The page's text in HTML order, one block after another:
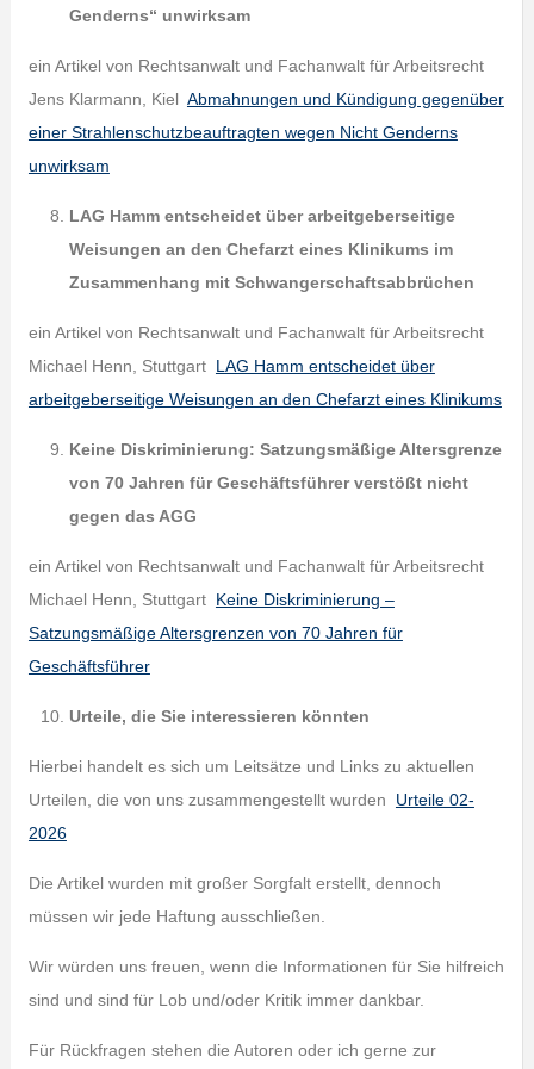
Genderns“ unwirksam
ein Artikel von Rechtsanwalt und Fachanwalt für Arbeitsrecht
Jens Klarmann, Kiel Abmahnungen und Kündigung gegenüber
einer Strahlenschutzbeauftragten wegen Nicht Genderns
unwirksam
LAG Hamm entscheidet über arbeitgeberseitige
Weisungen an den Chefarzt eines Klinikums im
Zusammenhang mit Schwangerschaftsabbrüchen
ein Artikel von Rechtsanwalt und Fachanwalt für Arbeitsrecht
Michael Henn, Stuttgart LAG Hamm entscheidet über
arbeitgeberseitige Weisungen an den Chefarzt eines Klinikums
Keine Diskriminierung: Satzungsmäßige Altersgrenze
von 70 Jahren fürGeschäftsführer verstößt nicht
gegen das AGG
ein Artikel von Rechtsanwalt und Fachanwalt für Arbeitsrecht
Michael Henn, Stuttgart Keine Diskriminierung –
Satzungsmäßige Altersgrenzen von 70 Jahren für
Geschäftsführer
Urteile, die Sie interessieren könnten
Hierbei handelt es sich um Leitsätze und Links zu aktuellen
Urteilen, die von uns zusammengestellt wurden Urteile 02-
2026
Die Artikel wurden mit großer Sorgfalt erstellt, dennoch
müssen wir jede Haftung ausschließen.
Wir würden uns freuen, wenn die Informationen für Sie hilfreich
sind und sind für Lob und/oder Kritik immer dankbar.
Für Rückfragen stehen die Autoren oder ich gerne zur